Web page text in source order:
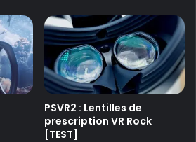
PSVR2 : Lentilles de
prescription VR Rock
[TEST]